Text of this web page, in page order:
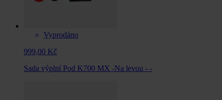
Vyprodáno
999,00 Kč
Sada výplní Pod K700 MX -Na levou - -